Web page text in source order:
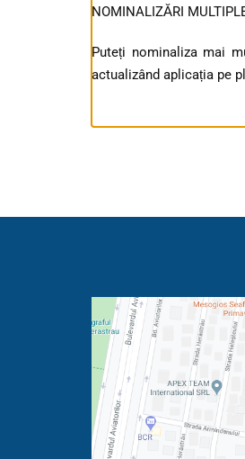
NOMINALIZĂRI
Puteți nominaliza mai
actualizând aplicația pe